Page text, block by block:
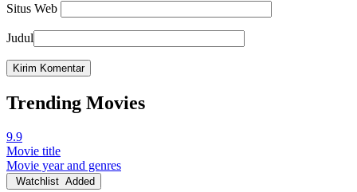
Situs Web
Judul
Trending Movies
9.9
Movie title
Movie year and genres
Watchlist Added